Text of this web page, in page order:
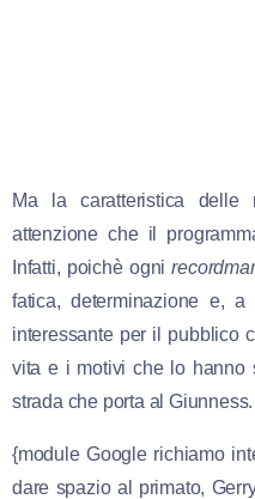
Ma la caratteristica delle
attenzione che il
Infatti, poichè ogni
fatica, determinazione e,
interessante per il pubblico
vita e i motivi che lo hanno
strada che porta al Giunness.
{module Google richiamo
dare spazio al primato,